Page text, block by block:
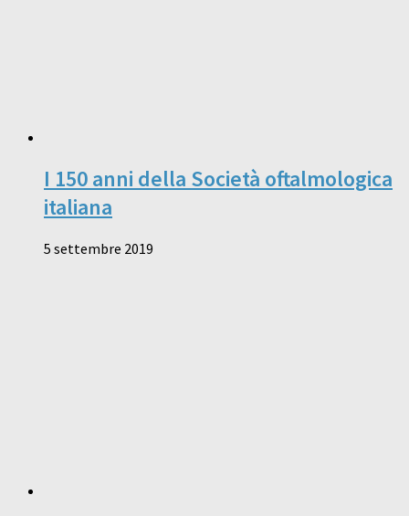
I 150 anni della Società oftalmologica
italiana
5 settembre 2019